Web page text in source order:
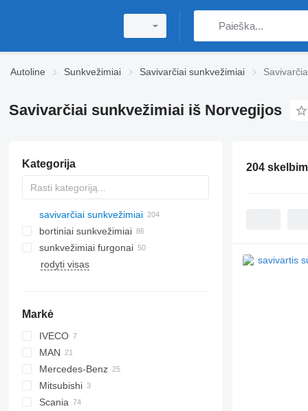
Autoline Sunkvežimiai Savivarčiai sunkvežimiai
Savivarčiai sunkvežimiai iš Norvegijos
Kategorija
savivarčiai sunkvežimiai
bortiniai sunkvežimiai
sunkvežimiai furgonai
rodyti visas
Markė
CF
IVECO
EuroCargo
Stralis
Trakker
T-series
MAN
TGA
TGL
TGM
Mercedes-Benz
Actros
Arocs
Mitsubishi
Canter
D-series
Scania
204